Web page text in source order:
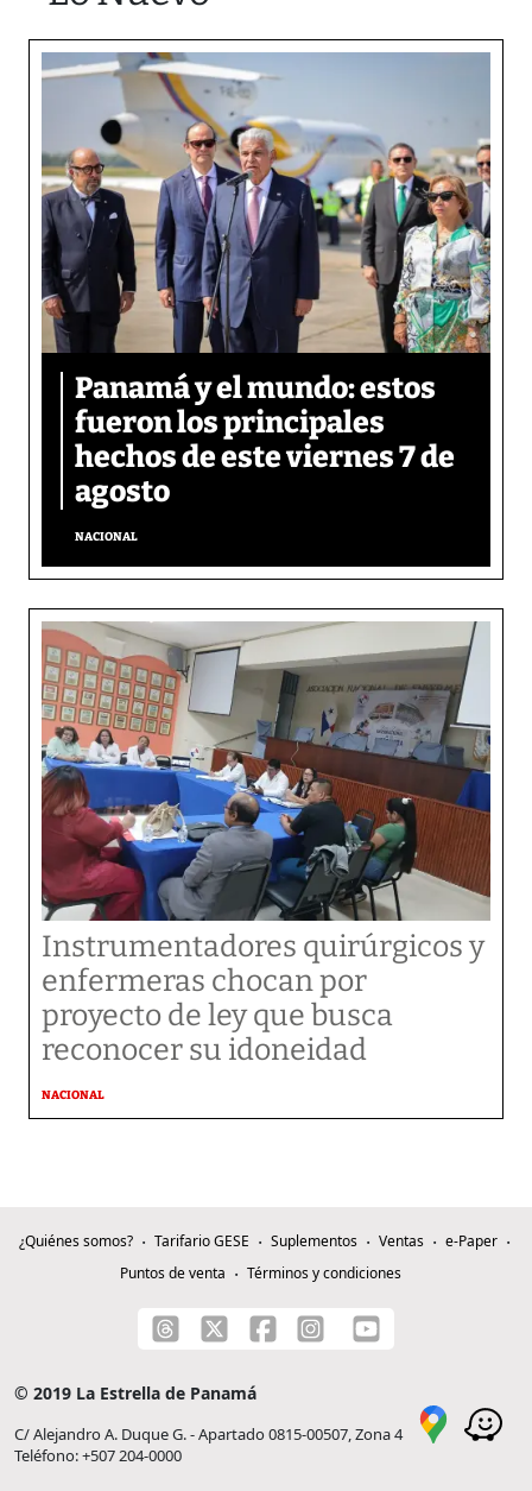
Panamá y el mundo: estos
fueron los principales
hechos de este viernes 7 de
agosto
NACIONAL
Instrumentadores quirúrgicos y
enfermeras chocan por
proyecto de ley que busca
reconocer su idoneidad
NACIONAL
¿Quiénes somos? Tarifario GESE Suplementos Ventas
e-Paper
Puntos de venta
Términos y condiciones
© 2019 La Estrella de Panamá
C/ Alejandro A. Duque G. - Apartado 0815-00507, Zona 4
Teléfono: +507 204-0000